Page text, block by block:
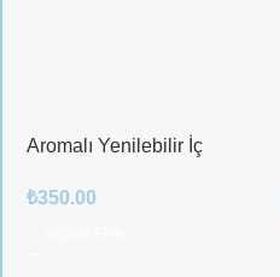
Aromalı Yenilebilir İç
Elma / Portakal
₺350.00